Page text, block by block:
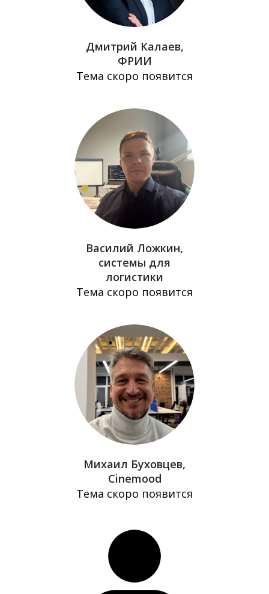
Дмитрий Калаев,
ФРИИ
Тема скоро появится
Василий Ложкин,
cистемы для
логистики
Тема скоро появится
Михаил Буховцев,
Cinemood
Тема скоро появится